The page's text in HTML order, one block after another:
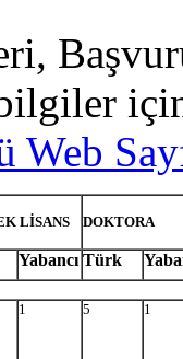
LİSANS DOKTORA
Yabancı Türk
1 5 1